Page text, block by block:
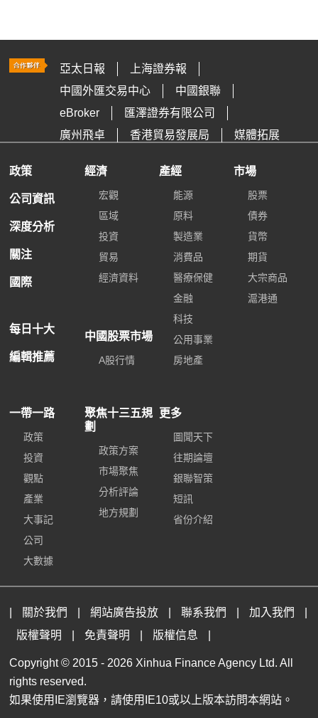
亞太日報
上海證券報
中國外匯交易中心
中國銀聯
eBroker
匯澤證券有限公司
廣州飛卓
香港貿易發展局 媒體拓展
政策
公司資訊
深度分析
關注
國際
每日十大
編輯推薦
經濟
宏觀
區域
投資
貿易
經濟資料
中國股票市場
A股行情
產經
能源
原料
製造業
消費品
醫療保健
金融
科技
公用事業
房地產
市場
股票
債券
貨幣
期貨
大宗商品
滬港通
一帶一路
政策
投資
觀點
產業
大事記
公司
大數據
聚焦十三五規
劃
政策方案
市場聚焦
分析評論
地方規劃
更多
圖聞天下
往期論壇
銀聯智策
短訊
省份介紹
關於我們 網站廣告投放 聯系我們 加入我們
版權聲明
免責聲明 版權信息
Copyright © 2015 - 2026 Xinhua Finance Agency Ltd. All
rights reserved.
如果使用IE瀏覽器，請使用IE10或以上版本訪問本網站。